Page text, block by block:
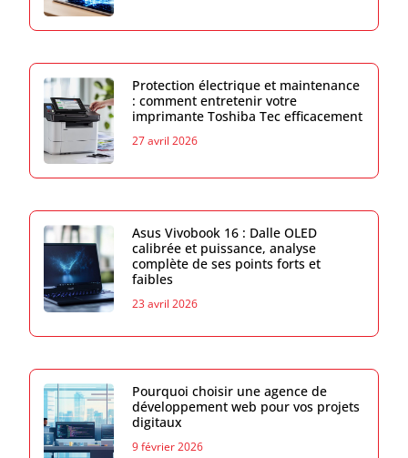
Protection électrique et maintenance
: comment entretenir votre
imprimante Toshiba Tec efficacement
27 avril 2026
Asus Vivobook 16 : Dalle OLED
calibrée et puissance, analyse
complète de ses points forts et
faibles
23 avril 2026
Pourquoi choisir une agence de
développement web pour vos projets
digitaux
9 février 2026